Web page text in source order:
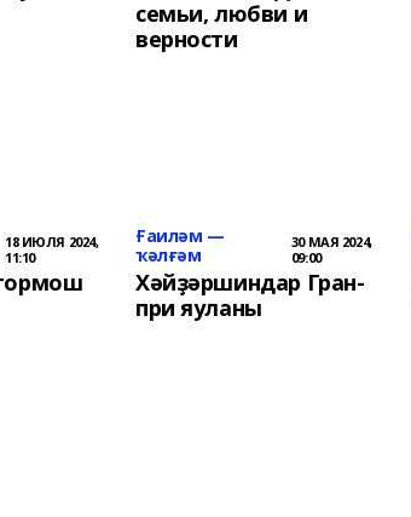
семьи, любви и
верности
18 ИЮЛЯ 2024,
11:10
Ғаиләм —
ҡәлғәм
30 МАЯ 2024,
09:00
Хәйҙәршиндар Гран-
при яуланы